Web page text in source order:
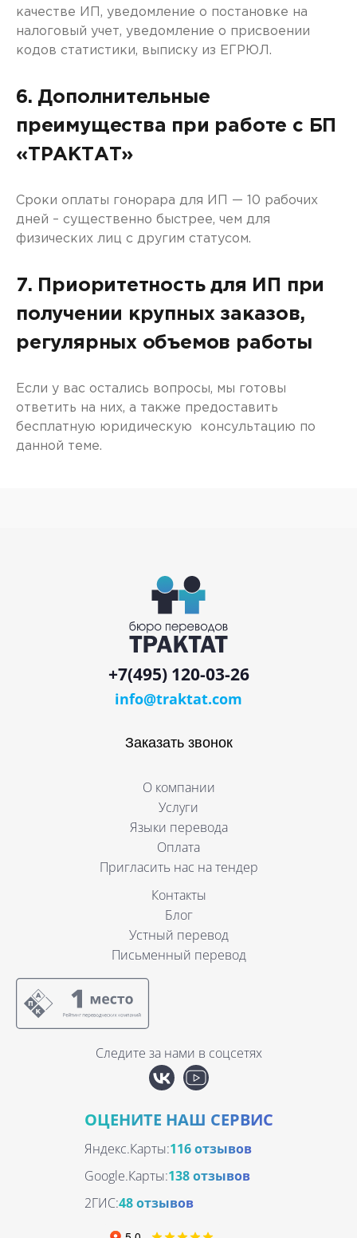
качестве ИП, уведомление о постановке на
налоговый учет, уведомление о присвоении
кодов статистики, выписку из ЕГРЮЛ.
6. Дополнительные
преимущества при работе с БП
«ТРАКТАТ»
Сроки оплаты гонорара для ИП — 10 рабочих
дней – существенно быстрее, чем для
физических лиц с другим статусом.
7. Приоритетность для ИП при
получении крупных заказов,
регулярных объемов работы
Если у вас остались вопросы, мы готовы
ответить на них, а также предоставить
бесплатную юридическую консультацию по
данной теме.
Заказать звонок
О компании
Услуги
Языки перевода
Оплата
Пригласить нас на тендер
Контакты
Блог
Устный перевод
Письменный перевод
+7(495) 120-03-26
info@traktat.com
Следите за нами в соцсетях
ОЦЕНИТЕ НАШ СЕРВИС
Яндекс.Карты:116 отзывов
Google.Карты:138 отзывов
2ГИС:48 отзывов